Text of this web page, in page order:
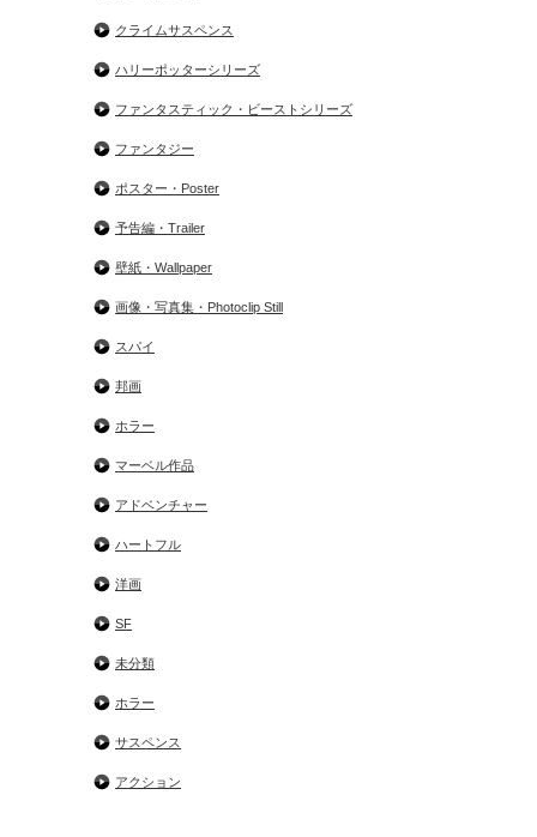
クライムサスペンス
ハリーポッターシリーズ
ファンタスティック・ビーストシリーズ
ファンタジー
ポスター・Poster
予告編・Trailer
壁紙・Wallpaper
画像・写真集・Photoclip Still
スパイ
邦画
ホラー
マーベル作品
アドベンチャー
ハートフル
洋画
SF
未分類
ホラー
サスペンス
アクション